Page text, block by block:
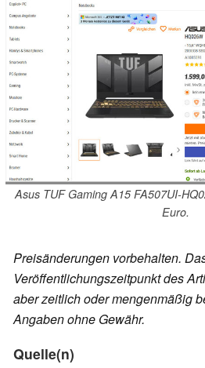
Asus TUF Gaming A15 FA507UI-
Euro.
Preisänderungen vorbehalten.
Veröffentlichungszeitpunkt des
aber zeitlich oder mengenmäßig
Angaben ohne Gewähr.
Quelle(n)